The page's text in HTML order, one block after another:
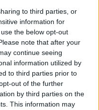
to third parties, or
information for
the below opt-out
note that after your
continue seeing
information utilized by
to third parties prior to
out of the further
by third parties on the
This information may